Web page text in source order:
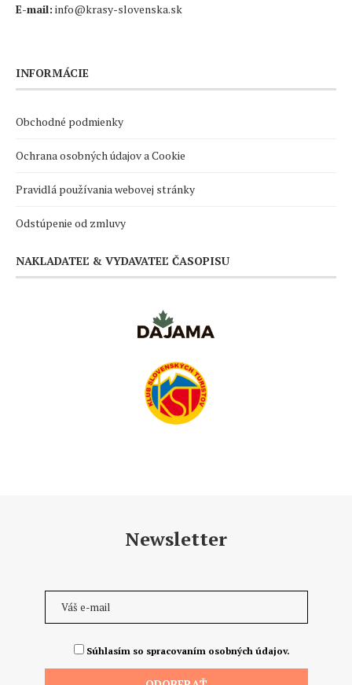
E-mail: info@krasy-slovenska.sk
INFORMÁCIE
Obchodné podmienky
Ochrana osobných údajov a Cookie
Pravidlá používania webovej stránky
Odstúpenie od zmluvy
NAKLADATEĽ & VYDAVATEĽ ČASOPISU
Newsletter
Súhlasím so spracovaním osobných údajov.